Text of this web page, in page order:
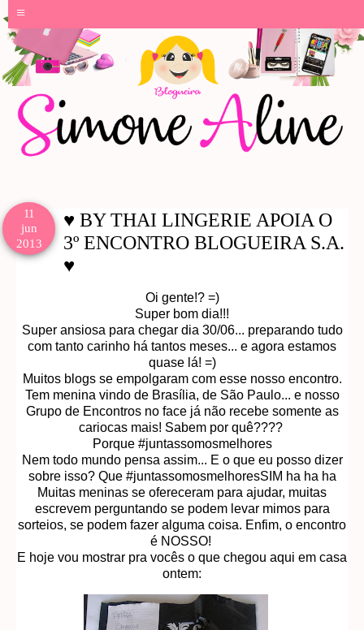
≡
11
jun
2013
♥ BY THAI LINGERIE APOIA O
3º ENCONTRO BLOGUEIRA S.A.
♥
Oi gente!? =)
Super bom dia!!!
Super ansiosa para chegar dia 30/06... preparando tudo
com tanto carinho há tantos meses... e agora estamos
quase lá! =)
Muitos blogs se empolgaram com esse nosso encontro.
Tem menina vindo de Brasília, de São Paulo... e nosso
Grupo de Encontros no face já não recebe somente as
cariocas mais! Sabem por quê????
Porque #juntassomosmelhores
Nem todo mundo pensa assim... E o que eu posso dizer
sobre isso? Que #juntassomosmelhoresSIM ha ha ha
Muitas meninas se ofereceram para ajudar, muitas
escrevem perguntando se podem levar mimos para
sorteios, se podem fazer alguma coisa. Enfim, o encontro
é NOSSO!
E hoje vou mostrar pra vocês o que chegou aqui em casa
ontem: